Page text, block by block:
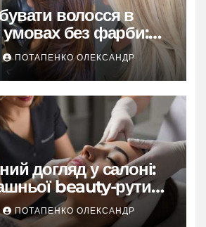
волосся в
без фарби:
способи
ПОТАПЕНКО ОЛЕКСАНДР
догляд у салоні:
beauty-рутини
ПОТАПЕНКО ОЛЕКСАНДР